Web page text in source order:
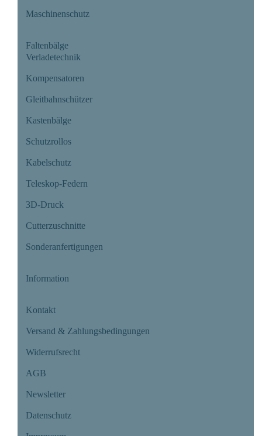
Maschinenschutz
Faltenbälge
Verladetechnik
Kompensatoren
Gleitbahnschützer
Kastenbälge
Schutzrollos
Kabelschutz
Teleskop-Federn
3D-Druck
Cutterzuschnitte
Sonderanfertigungen
Information
Kontakt
Versand & Zahlungsbedingungen
Widerrufsrecht
AGB
Newsletter
Datenschutz